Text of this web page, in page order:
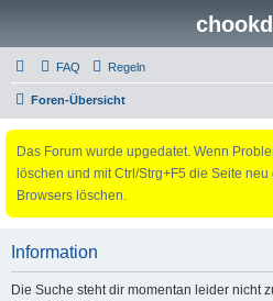
FAQ Regeln
Foren-Übersicht
Das Forum wurde upgedatet. Wenn
löschen und mit Ctrl/Strg+F5 die Seite
Browsers löschen.
Information
Die Suche steht dir momentan leider nicht